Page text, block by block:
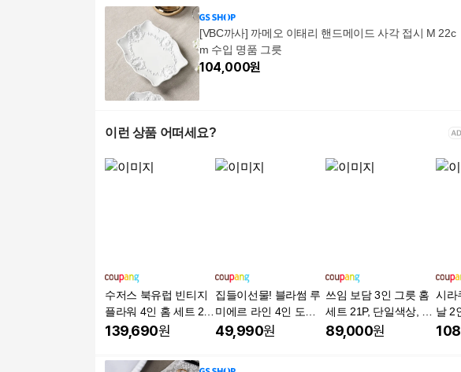
[VBC까사] 까메오 이태리 핸드메이드 사각 접시 M 22c
m 수입 명품 그릇
104,000원
이런 상품 어떠세요?
수저스 북유럽 빈티지
플라워 4인 홈 세트 20
p, 아이보리, 1세트, 한
139,690원
집들이선물! 블라썸 루
미에르 라인 4인 도자
기 그릇 식기 홈세트 28
49,990원
쓰임 보담 3인 그릇 홈
세트 21P, 단일색상, 1
개, 21P
89,000원
시라
날 2
트,